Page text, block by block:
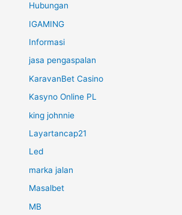
Hubungan
IGAMING
Informasi
jasa pengaspalan
KaravanBet Casino
Kasyno Online PL
king johnnie
Layartancap21
Led
marka jalan
Masalbet
MB